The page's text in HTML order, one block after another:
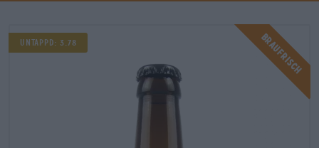
Braufrisch
UNTAPPD: 3.78